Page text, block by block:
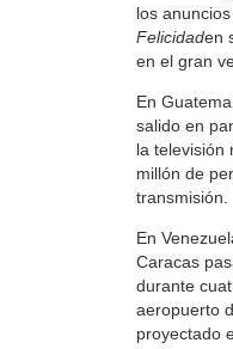
los
Felicidaden
en el gran
En
salido en
la televisión
millón de
transmisión.
En
Caracas
durante
aeropuerto
proyectado